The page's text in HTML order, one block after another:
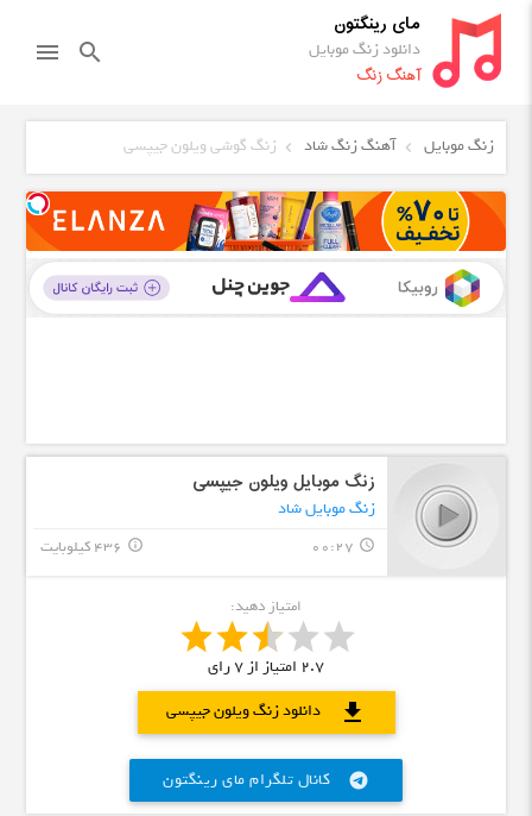
مای رینگتون
دانلود زنگ موبایل
آهنگ زنگ
search
menu
زنگ موبایل آهنگ زنگ شاد زنگ گوشی ویلون جیپسی
زنگ موبایل ویلون جیپسی
زنگ موبایل شاد
query_builder
00:27 436 کیلوبایت info_outline
امتیاز دهید:
2.7 امتیاز از7رای
دانلود زنگ ویلون جیپسی
download
کانال تلگرام مای رینگتون telegram